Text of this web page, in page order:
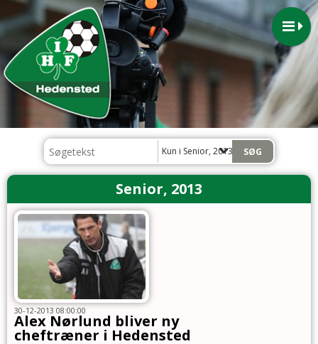
Kun i Senior, 2013
Senior, 2013
30-12-2013 08:00:00
Alex Nørlund bliver ny
cheftræner i Hedensted